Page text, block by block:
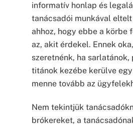
informatív honlap és
tanácsadói munkával
ahhoz, hogy ebbe a körbe
az, akit érdekel. Ennek
szeretnénk, ha
titánok kezébe kerülve
menne tovább az
Nem tekintjük
brókereket, a